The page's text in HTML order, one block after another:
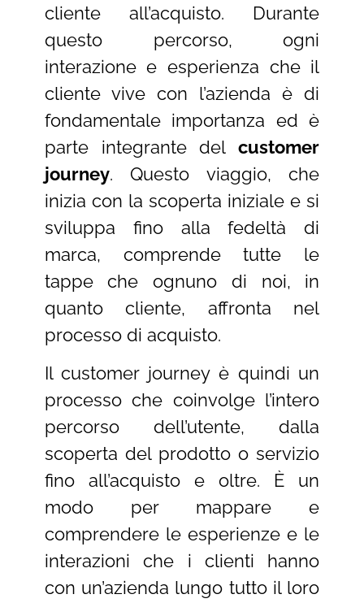
cliente all’acquisto. Durante
questo percorso, ogni
interazione e esperienza che il
cliente vive con l’azienda è di
fondamentale importanza ed è
parte integrante delcustomer
journey. Questo viaggio, che
inizia con la scoperta iniziale e si
sviluppa fino alla fedeltà di
marca, comprende tutte le
tappe che ognuno di noi, in
quanto cliente, affronta nel
processo di acquisto.
Il customer journey è quindi un
processo che coinvolge l’intero
percorso dell’utente, dalla
scoperta del prodotto o servizio
fino all’acquisto e oltre. È un
modo per mappare e
comprendere le esperienze e le
interazioni che i clienti hanno
con un’azienda lungo tutto il loro